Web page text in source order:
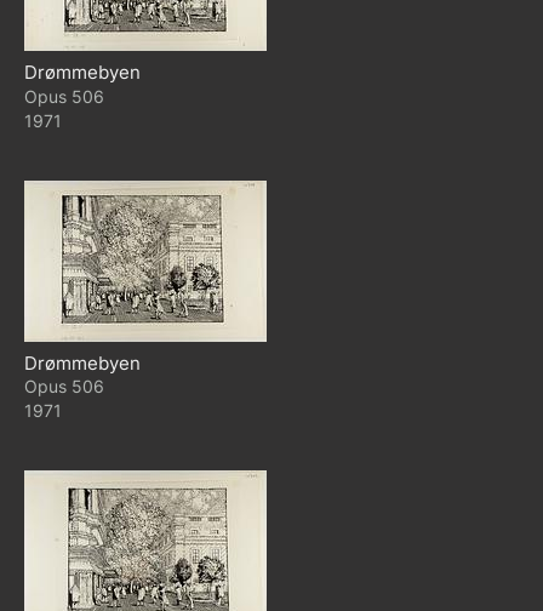
Drømmebyen
506
1971
Drømmebyen
506
1971